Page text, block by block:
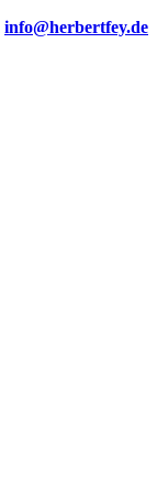
info@herbertfey.de